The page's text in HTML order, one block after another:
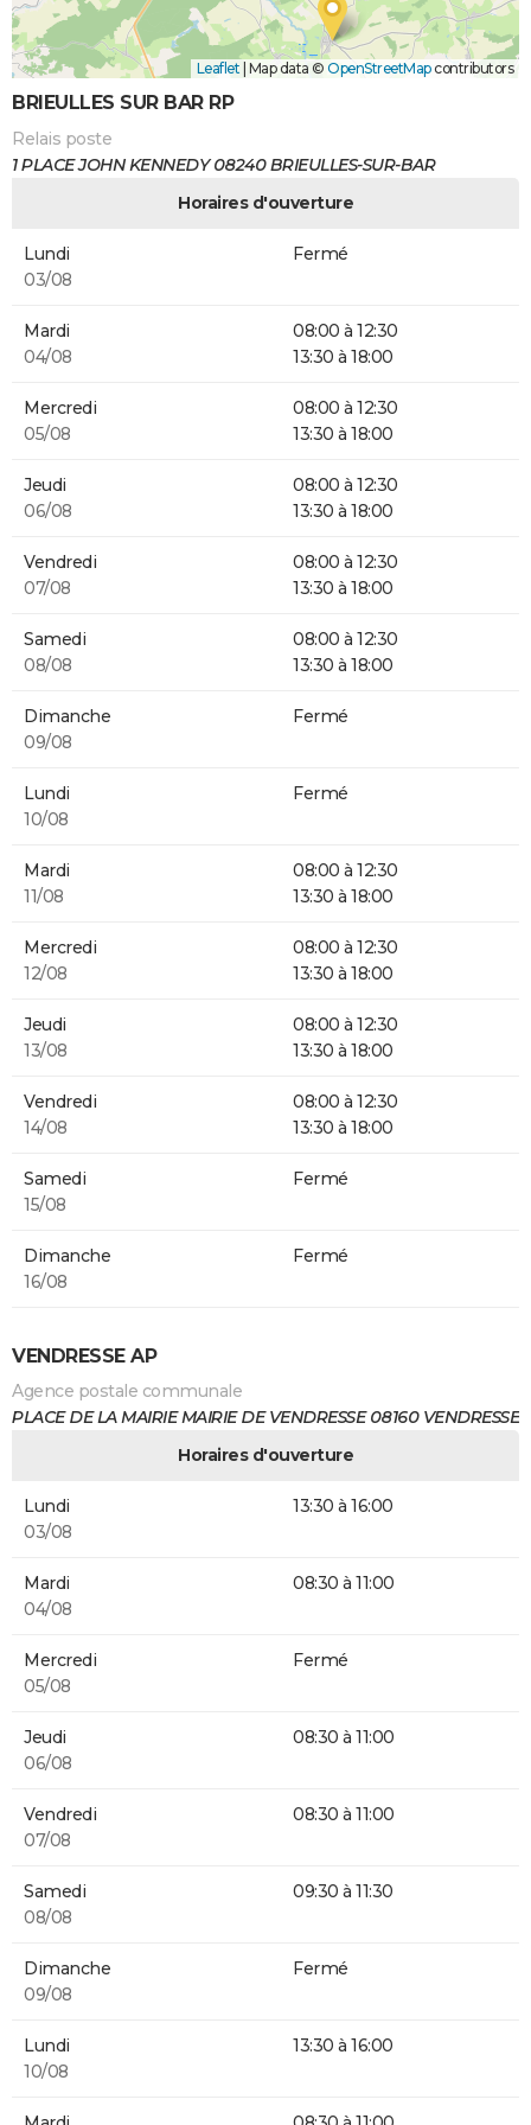
Leaflet Map data © OpenStreetMapcontributors
BRIEULLES SUR BAR RP
Relais poste
1 PLACE JOHN KENNEDY 08240 BRIEULLES-SUR-BAR
Horaires d'ouverture
Lundi
03/08
Fermé
Mardi
04/08
08:00 à 12:30
13:30 à 18:00
Mercredi
05/08
08:00 à 12:30
13:30 à 18:00
Jeudi
06/08
08:00 à 12:30
13:30 à 18:00
Vendredi
07/08
08:00 à 12:30
13:30 à 18:00
Samedi
08/08
08:00 à 12:30
13:30 à 18:00
Dimanche
09/08
Fermé
Lundi
10/08
Fermé
Mardi
11/08
08:00 à 12:30
13:30 à 18:00
Mercredi
12/08
08:00 à 12:30
13:30 à 18:00
Jeudi
13/08
08:00 à 12:30
13:30 à 18:00
Vendredi
14/08
08:00 à 12:30
13:30 à 18:00
Samedi
15/08
Fermé
Dimanche
16/08
Fermé
VENDRESSE AP
Agence postale communale
PLACE DE LA MAIRIE MAIRIE DE VENDRESSE 08160 VENDRESSE
Horaires d'ouverture
Lundi
03/08
13:30 à 16:00
Mardi
04/08
08:30 à 11:00
Mercredi
05/08
Fermé
Jeudi
06/08
08:30 à 11:00
Vendredi
07/08
08:30 à 11:00
Samedi
08/08
09:30 à 11:30
Dimanche
09/08
Fermé
Lundi
10/08
13:30 à 16:00